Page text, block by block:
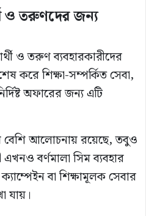
ও তরুণদের জন্য
ও তরুণ ব্যবহারকারীদের
করে শিক্ষা-সম্পর্কিত সেবা,
অফারের জন্য এটি
বেশি আলোচনায় রয়েছে, তবুও
বর্ণমালা সিম ব্যবহার
বা শিক্ষামূলক সেবার
যায়।